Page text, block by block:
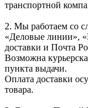
транспортной
2. Мы работаем со
«Деловые линии»,
доставки и Почта
Возможна
пункта выдачи.
Оплата доставки
товара.